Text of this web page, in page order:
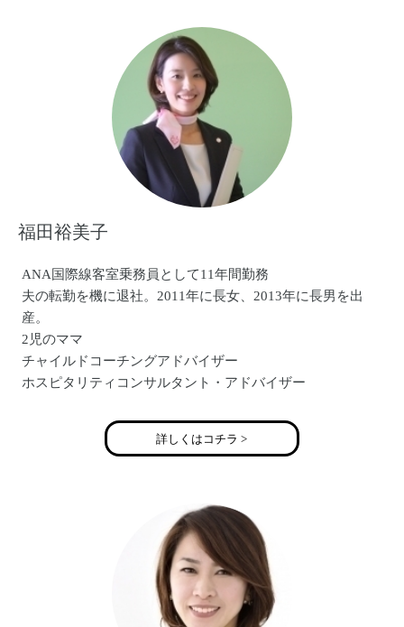
デザイン事業 （Webデザイン関連）
ネット通販事業 （楽天市場出店）
各種企業様との提携
と、事業内容拡大して活動スタートしました
H.P. http://ichika-ribbon.com
福田裕美子
ANA国際線客室乗務員として11年間勤務
夫の転勤を機に退社。2011年に長女、2013年に長男を出
産。
2児のママ
チャイルドコーチングアドバイザー
ホスピタリティコンサルタント・アドバイザー
チャイルドコーチングアドバイザー
ホスピタリティコンサルタント・アドバイザー
ホスピタリティに重点をおいた職場作りやホスピタリティ
を深く掘り下げながらマナーや接遇を教える講師
詳しくはコチラ >